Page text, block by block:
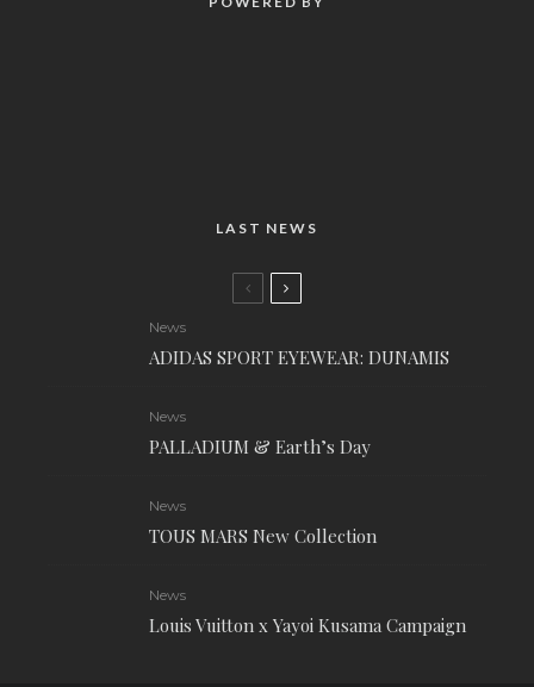
LAST NEWS
News
ADIDAS SPORT EYEWEAR: DUNAMIS
News
PALLADIUM & Earth’s Day
News
TOUS MARS New Collection
News
Louis Vuitton x Yayoi Kusama Campaign